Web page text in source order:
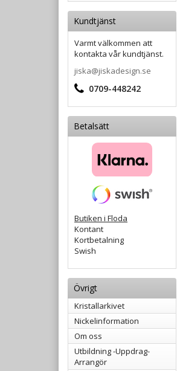
Kundtjänst
Varmt välkommen att
kontakta vår kundtjänst.
jiska@jiskadesign.se
0709-448242
Betalsätt
Butiken i Floda
Kontant
Kortbetalning
Swish
Övrigt
Kristallarkivet
Nickelinformation
Om oss
Utbildning -Uppdrag-
Arrangör